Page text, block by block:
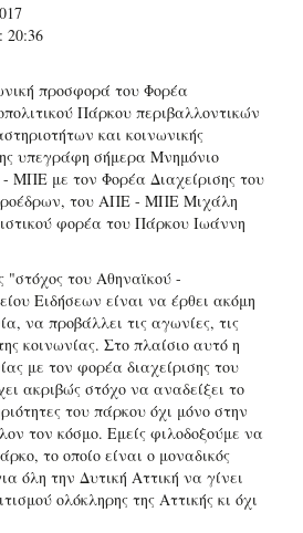
20:36
προσφορά του Φορέα
Πάρκου περιβαλλοντικών
και κοινωνικής
υπεγράφη σήμερα Μνημόνιο
ΜΠΕ με τον Φορέα Διαχείρισης του
του ΑΠΕ - ΜΠΕ Μιχάλη
φορέα του Πάρκου Ιωάννη
"στόχος του Αθηναϊκού -
Ειδήσεων είναι να έρθει ακόμη
να προβάλλει τις αγωνίες, τις
κοινωνίας. Στο πλαίσιο αυτό η
με τον φορέα διαχείρισης του
ακριβώς στόχο να αναδείξει το
του πάρκου όχι μόνο στην
τον κόσμο. Εμείς φιλοδοξούμε να
το οποίο είναι ο μοναδικός
όλη την Δυτική Αττική να γίνει
ολόκληρης της Αττικής κι όχι